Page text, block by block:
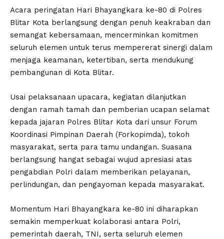
Acara peringatan Hari Bhayangkara ke-80 di Polres
Blitar Kota berlangsung dengan penuh keakraban dan
semangat kebersamaan, mencerminkan komitmen
seluruh elemen untuk terus mempererat sinergi dalam
menjaga keamanan, ketertiban, serta mendukung
pembangunan di Kota Blitar.
Usai pelaksanaan upacara, kegiatan dilanjutkan
dengan ramah tamah dan pemberian ucapan selamat
kepada jajaran Polres Blitar Kota dari unsur Forum
Koordinasi Pimpinan Daerah (Forkopimda), tokoh
masyarakat, serta para tamu undangan. Suasana
berlangsung hangat sebagai wujud apresiasi atas
pengabdian Polri dalam memberikan pelayanan,
perlindungan, dan pengayoman kepada masyarakat.
Momentum Hari Bhayangkara ke-80 ini diharapkan
semakin memperkuat kolaborasi antara Polri,
pemerintah daerah, TNI, serta seluruh elemen